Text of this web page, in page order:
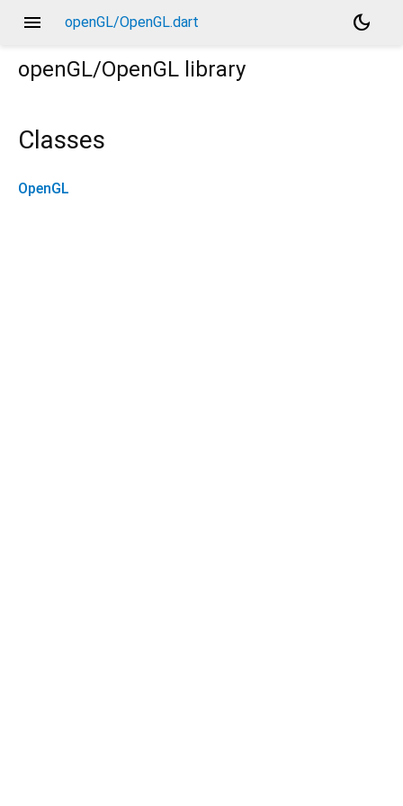
menu openGL/OpenGL.dart
dark_mode
openGL/OpenGL library
Classes
OpenGL